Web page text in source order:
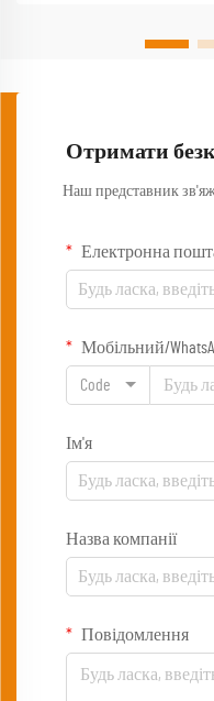
Отримати
Наш представник
Електронна
Мобільний/
Code
Ім'я
Назва компанії
Повідомлення